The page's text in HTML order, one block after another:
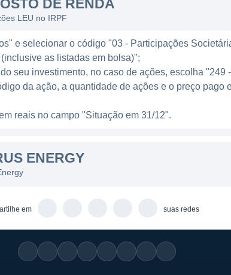
que permite o desenvolvimento e a
das tecnologias nucleares que podem
um papel importante na promoção de uma
a Centrus está na vanguarda desse
a inovação, focando no desenvolvimento de
sua abordagem responsável em relação ao
e da conformidade regulatória em
e desenvolvimento, visando aprimorar
DE RENDA
LEU no IRPF
e selecionar o código "03 - Participações
as listadas em bolsa)";
seu investimento, no caso de ações, escolha "249
da ação, a quantidade de ações e o preço pago
reais no campo "Situação em 31/12".
ENERGY
em suas redes